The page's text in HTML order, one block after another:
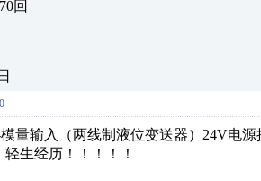
回
量输入（两线制液位变送器）24V电
生经历！！！！！